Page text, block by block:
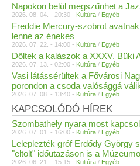
Napokon belül megszűnhet a
2026. 08. 04. - 20:30 - Kultúra / Egyéb
Freddie Mercury-szobrot
lenne az énekes
2026. 07. 22. - 14:00 - Kultúra / Egyéb
Dőltek a kalászok a XXXV. Büki
2026. 07. 13. - 02:00 - Kultúra / Egyéb
Vasi látássérültek a Fővárosi
porondon a csoda valósággá
2026. 07. 08. - 13:40 - Kultúra / Egyéb
KAPCSOLÓDÓ HÍREK
Szombathely nyara most
2026. 07. 01. - 16:00 - Kultúra / Egyéb
Leleplezték gróf Erdődy György
"eltolt" időutazáson is a
2026. 06. 21. - 15:15 - Kultúra / Egyéb